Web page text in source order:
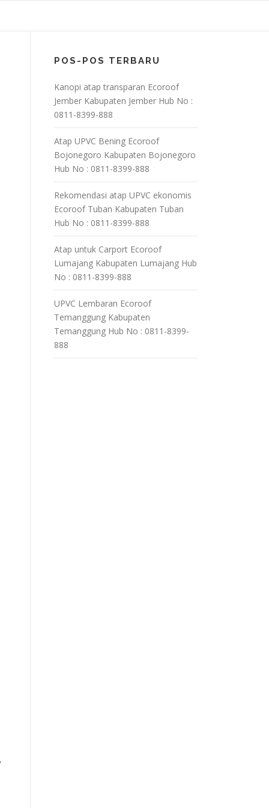
POS-POS TERBARU
Kanopi atap transparan Ecoroof
Jember Kabupaten Jember Hub No :
0811-8399-888
Atap UPVC Bening Ecoroof
Bojonegoro Kabupaten Bojonegoro
Hub No : 0811-8399-888
Rekomendasi atap UPVC ekonomis
Ecoroof Tuban Kabupaten Tuban
Hub No : 0811-8399-888
Atap untuk Carport Ecoroof
Lumajang Kabupaten Lumajang Hub
No : 0811-8399-888
UPVC Lembaran Ecoroof
Temanggung Kabupaten
Temanggung Hub No : 0811-8399-
888